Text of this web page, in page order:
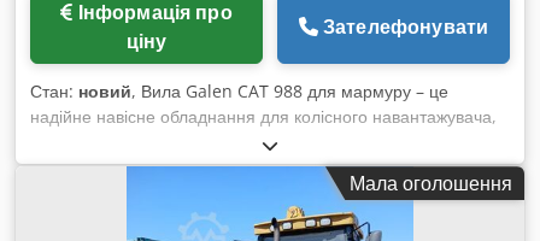
ціну
Зателефонувати
Стан: новий, Вила Galen CAT 988 для мармуру – це
надійне навісне обладнання для колісного навантажувача,
розроблене для безпечного та ефективного переміщення
блоків мармуру. Воно має посилену сталеву конструкцію,
адаптовано під конкретну модель машини,
характеризується високою вантажопідйомністю та надійною
Мала оголошення